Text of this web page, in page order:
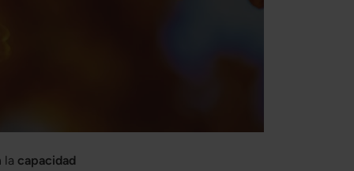
la capacidad